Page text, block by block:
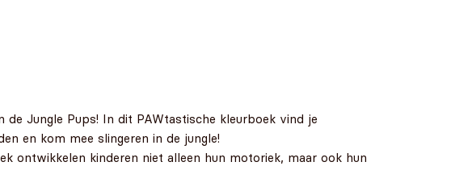
Jungle Pups! In dit PAWtastische kleurboek vind je
en kom mee slingeren in de jungle!
ontwikkelen kinderen niet alleen hun motoriek, maar ook hun